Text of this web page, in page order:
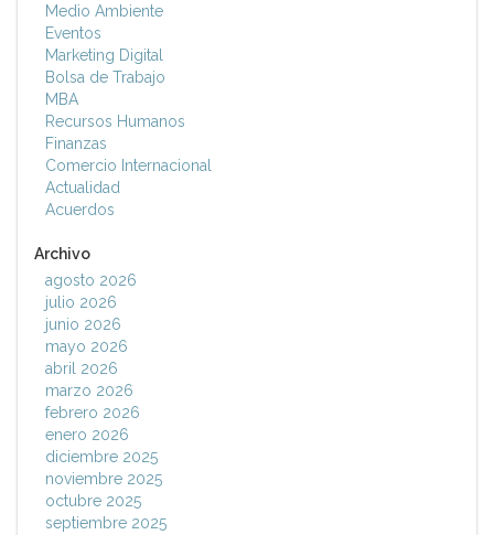
Medio Ambiente
Eventos
Marketing Digital
Bolsa de Trabajo
MBA
Recursos Humanos
Finanzas
Comercio Internacional
Actualidad
Acuerdos
Archivo
agosto 2026
julio 2026
junio 2026
mayo 2026
abril 2026
marzo 2026
febrero 2026
enero 2026
diciembre 2025
noviembre 2025
octubre 2025
septiembre 2025